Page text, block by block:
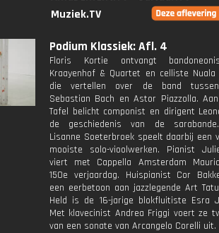
Muziek.TV
Podium Klassiek: Afl. 4
Floris Kortie ontvangt
Kraayenhof & Quartet en celliste Nuala
die vertellen over de band
Sebastian Bach en Astor Piazzolla.
Tafel belicht componist en dirigent
de geschiedenis van de
Lisanne Soeterbroek speelt daarbij een
mooiste solo-vioolwerken. Pianist
viert met Cappella Amsterdam
150e verjaardag. Huispianist Cor
een eerbetoon aan jazzlegende Art
Held is de 16-jarige blokfluitiste Esra
Met klavecinist Andrea Friggi voert ze
van een sonate van Arcangelo Corelli uit.